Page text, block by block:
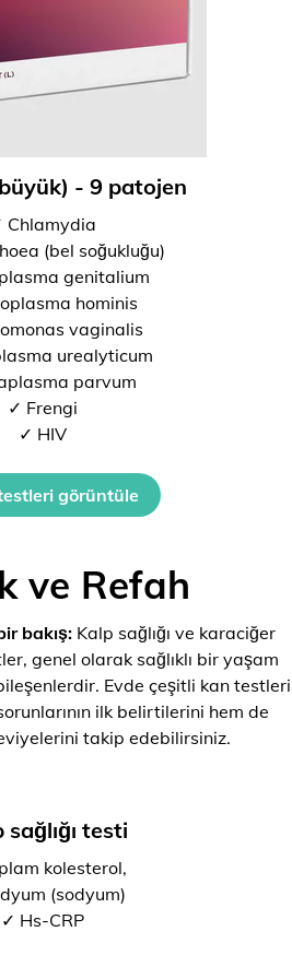
- 9 patojen
Chlamydia
(bel soğukluğu)
genitalium
hominis
vaginalis
urealyticum
parvum
✓ Frengi
✓ HIV
görüntüle
ve Refah
bakış:Kalp sağlığı ve karaciğer
genel olarak sağlıklı bir yaşam
Evde çeşitli kan testleri
ilk belirtilerini hem de
takip edebilirsiniz.
sağlığı testi
kolesterol,
(sodyum)
✓ Hs-CRP